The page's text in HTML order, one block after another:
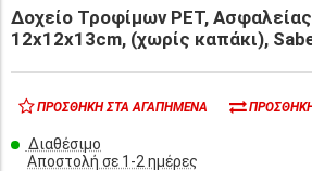
Δοχείο Τροφίμων PET,
12x12x13cm, (χωρίς καπάκι),
ΠΡΟΣΘΉΚΗ ΣΤΑ ΑΓΑΠΗΜΈΝΑ
Διαθέσιμο
Αποστολή σε 1-2 ημέρες